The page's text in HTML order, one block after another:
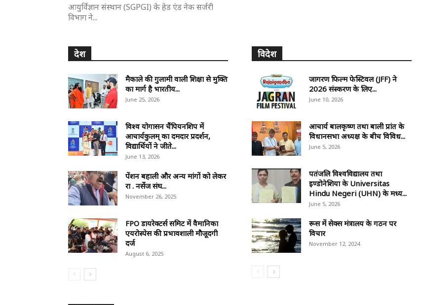
आयुर्विज्ञान संस्थान (SGPGI) के हेड एंड नेक सर्जरी
विभाग ने...
देश
मैकाले की गुलामी वाली शिक्षा से मुक्ति
का मार्ग है भारतीय...
June 25, 2026
विश्व योगासन चैंपियनशिप में
आचार्यकुलम् का दमदार प्रदर्शन,
विद्यार्थियों ने जीते...
June 13, 2026
पेंशन बहाली और अन्य मांगों को लेकर
रा . नर्सेज संघ...
November 26, 2025
FPO डायरेक्टर्स समिट में वैमानिका
एयरोस्पेस की प्रभावशाली मौजूदगी
दर्ज
August 6, 2025
विदेश
जागरण फिल्म फेस्टिवल (JFF) ने
2026 संस्करण के लिए...
June 10, 2026
आचार्य बालकृष्ण तथा बाली प्रांत के
विधानसभा अध्यक्ष के बीच विविध...
June 5, 2026
पतंजलि विश्वविद्यालय तथा
इण्डोनेशिया के Universitas
Hindu Negeri (UHN) के मध्य...
June 5, 2026
रूस में सेक्स मंत्रालय के गठन पर
विचार
November 12, 2024